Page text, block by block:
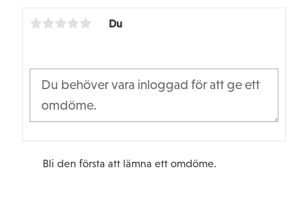
Du
Bli den första att lämna ett omdöme.